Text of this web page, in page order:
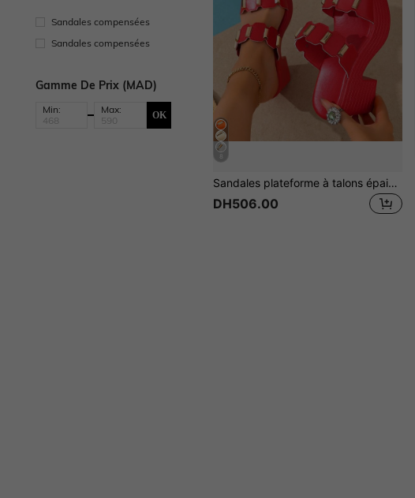
Sandales compensées
Sandales compensées
Gamme De Prix (MAD)
Min: Max: OK
Sandales plateforme à talons épais blanches pour femmes avec clous métalliques dorés et brides croisées, style bohème maximaliste métallique 2026, multiples couleurs unies, bout ouvert, sans talon, à enfiler, bout carré, tige en cuir synthétique respirant avec accents de quincaillerie dorée brillante, semelle plateforme épaisse rayée avec augmentation de la hauteur, semelle texturée antidérapante confortable, semelle intérieure souple et amortissante, matériau synthétique léger et durable, convient pour les vacances à la plage, les fêtes à la piscine, les voyages tropicaux, à assortir avec des jeans, des jupes fluides, des bracelets de cheville perlés, sandales plateforme décontractées métalliques pour femmes, incontournable printemps/été 2026
DH506.00